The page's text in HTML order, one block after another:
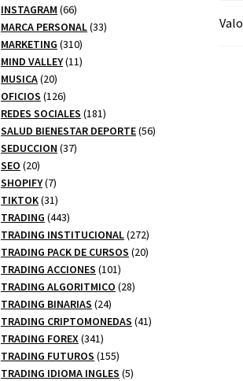
INSTAGRAM 6666
productos
MARCA PERSONAL 3333
MARKETING 310310
productos
MIND VALLEY 1111
MUSICA 2020
productos
OFICIOS 126126
productos
REDES SOCIALES 181181
productos
SALUD BIENESTAR DEPORTE 5656
SEDUCCION 3737
SEO 2020
productos
SHOPIFY 77
productos
TIKTOK 3131
productos
TRADING 443443
productos
TRADING INSTITUCIONAL 272272
productos
TRADING PACK DE CURSOS 2020
TRADING ACCIONES 101101
productos
TRADING ALGORITMICO 2828
TRADING BINARIAS 2424
productos
TRADING CRIPTOMONEDAS 4141
TRADING FOREX 341341
productos
TRADING FUTUROS 155155
productos
TRADING IDIOMA INGLES 55